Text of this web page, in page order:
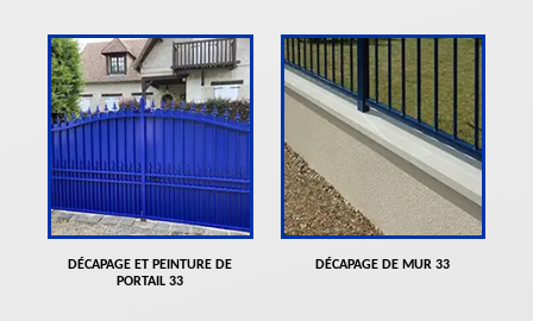
DÉCAPAGE ET PEINTURE DE
PORTAIL 33
DÉCAPAGE DE MUR 33